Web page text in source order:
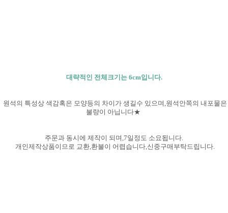
대략적인 전체크기는 6cm입니다.
원석의 특성상 색감혹은 모양등의 차이가 생길수 있으며,원석안쪽의 내포물은
불량이 아닙니다★
주문과 동시에 제작이 되며,7일정도 소요됩니다.
개인제작상품이므로 교환,환불이 어렵습니다,신중구매부탁드립니다.